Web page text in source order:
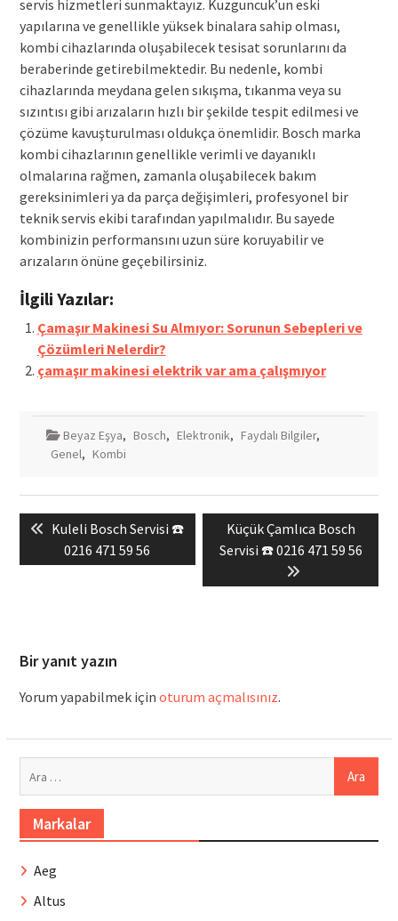
servis hizmetleri sunmaktayız. Kuzguncuk’un eski
yapılarına ve genellikle yüksek binalara sahip olması,
kombi cihazlarında oluşabilecek tesisat sorunlarını da
beraberinde getirebilmektedir. Bu nedenle, kombi
cihazlarında meydana gelen sıkışma, tıkanma veya su
sızıntısı gibi arızaların hızlı bir şekilde tespit edilmesi ve
çözüme kavuşturulması oldukça önemlidir. Bosch marka
kombi cihazlarının genellikle verimli ve dayanıklı
olmalarına rağmen, zamanla oluşabilecek bakım
gereksinimleri ya da parça değişimleri, profesyonel bir
teknik servis ekibi tarafından yapılmalıdır. Bu sayede
kombinizin performansını uzun süre koruyabilir ve
arızaların önüne geçebilirsiniz.
İlgili Yazılar:
Çamaşır Makinesi Su Almıyor: Sorunun Sebepleri ve
Çözümleri Nelerdir?
çamaşır makinesi elektrik var ama çalışmıyor
Beyaz Eşya, Bosch, Elektronik, Faydalı Bilgiler,
Genel, Kombi
Yazı
gezinmesi
Previous
post:
Kuleli Bosch Servisi ☎️
0216 471 59 56
Next
post:
Küçük Çamlıca Bosch
Servisi ☎️ 0216 471 59 56
Bir yanıt yazın
Yorum yapabilmek için oturum açmalısınız.
Markalar
Aeg
Altus